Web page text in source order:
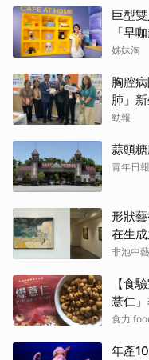
巨型
「早
圈
姊妹淘
胸腔
肺」
勁報
蒜頭
青年日報
形狀
在生
非池中
【食
薏仁
色
食力
年產